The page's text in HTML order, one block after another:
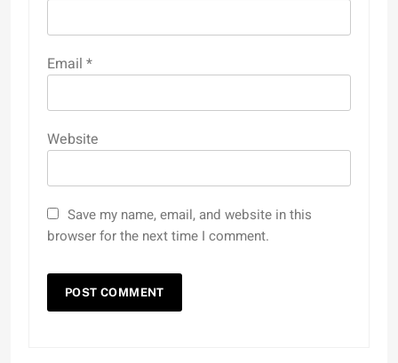
Email *
Website
Save my name, email, and website in this
browser for the next time I comment.